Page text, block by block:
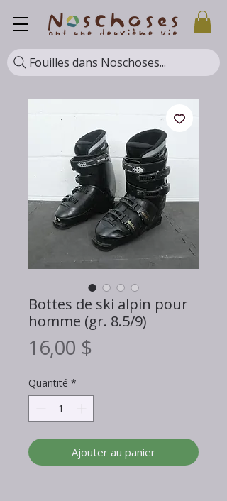
Fouilles dans Noschoses...
Bottes de ski alpin pour
homme (gr. 8.5/9)
16,00 $
Quantité *
Ajouter au panier